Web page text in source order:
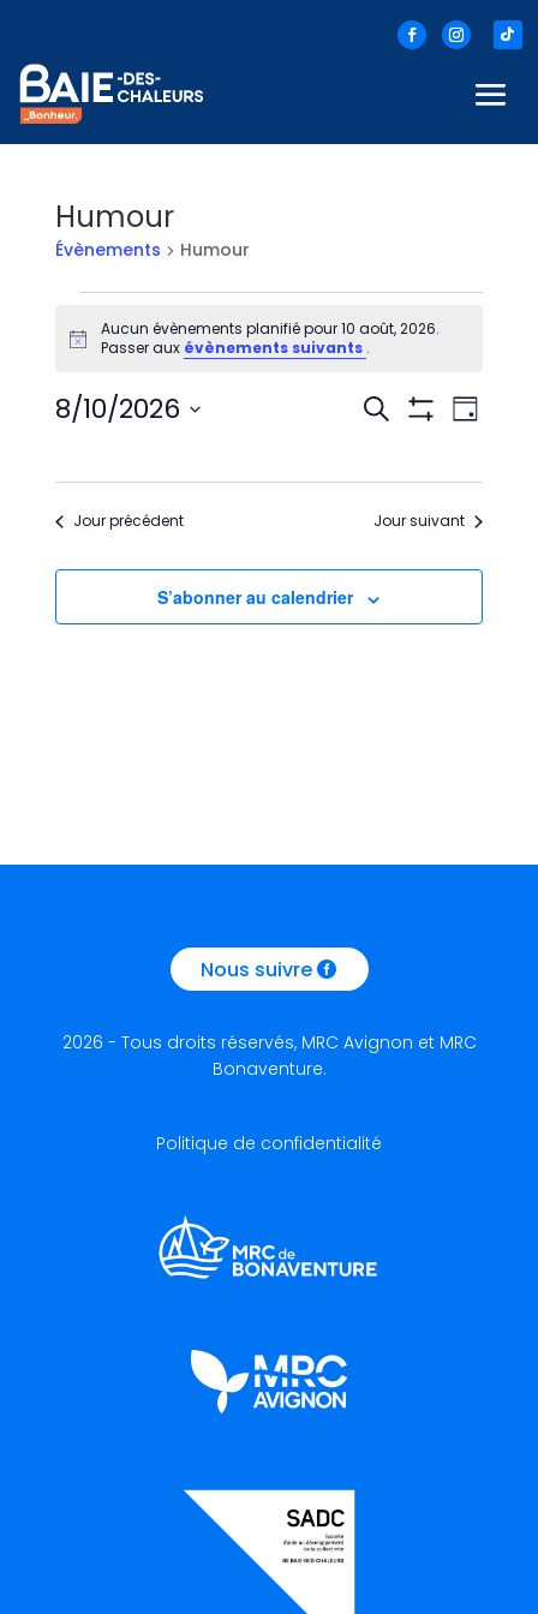
Humour
Évènements Humour
Évènements
for
10
2026
Notice
Aucun évènements planifié pour 10 août, 2026.
Passer aux évènements suivants .
de
vues
RechercheJour
8/10/2026
date.
Jour précédent Jour suivant
S’abonner au calendrier
Nous suivre
2026 - Tous droits réservés, MRC Avignon et MRC
Bonaventure.
Politique de confidentialité